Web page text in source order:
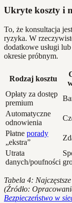
Ukryte koszty i
To, że konsultacja
ryzyka. W
dodatkowe usługi
okresie próbnym.
Rodzaj kosztu
Opłaty za dostęp
premium
Automatyczne
odnowienia
Płatne porady
„ekstra”
Utrata
danych/poufności
Tabela 4: Najczęstsze
(Źródło:
Bezpieczeństwo w